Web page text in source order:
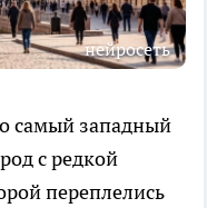
нейросеть
самый западный
с редкой
переплелись